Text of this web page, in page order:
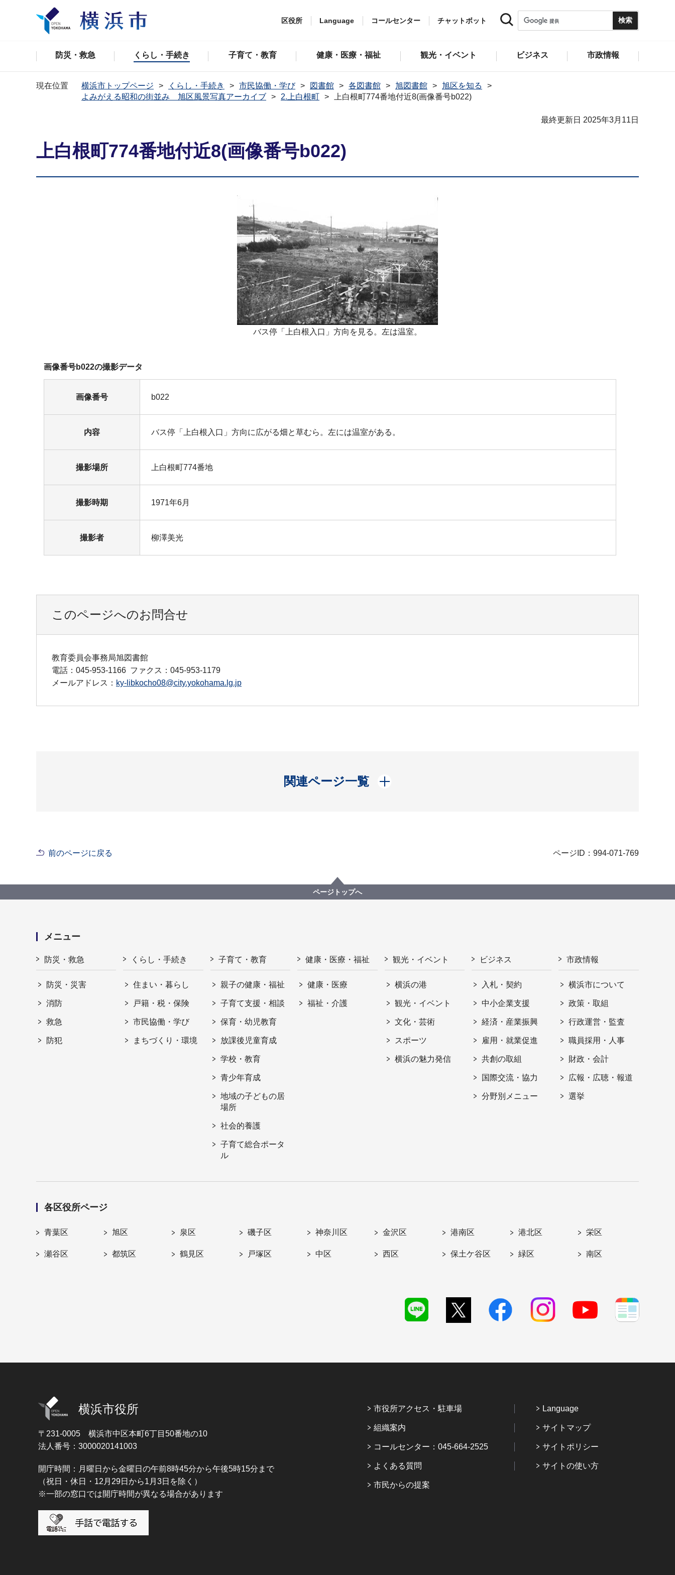
区役所 Language コールセンター チャットボット
防災・救急 くらし・手続き 子育て・教育 健康・医療・福祉 観光・イベント ビジネス 市政情報
現在位置 横浜市トップページ くらし・手続き 市民協働・学び 図書館 各図書館 旭図書館
旭区を知る
よみがえる昭和の街並み 旭区風景写真アーカイブ
2.上白根町 上白根町774番地付近8(画像番号b022)
最終更新日 2025年3月11日
上白根町774番地付近8(画像番号b022)
バス停「上白根入口」方向を見る。左は温室。
画像番号b022の撮影データ
画像番号 b022
内容 バス停「上白根入口」方向に広がる畑と草むら。左には温室がある。
撮影場所 上白根町774番地
撮影時期 1971年6月
撮影者 柳澤美光
このページへのお問合せ
教育委員会事務局旭図書館
電話：045-953-1166 ファクス：045-953-1179
メールアドレス： ky-libkocho08@city.yokohama.lg.jp
関連ページ一覧
開く
前のページに戻る ページID：994-071-769
ページトップへ
メニュー
防災・救急
防災・災害
消防
救急
防犯
くらし・手続き
住まい・暮らし
戸籍・税・保険
市民協働・学び
まちづくり・環境
子育て・教育
親子の健康・福祉
子育て支援・相談
保育・幼児教育
放課後児童育成
学校・教育
青少年育成
地域の子どもの居
場所
社会的養護
子育て総合ポータ
ル
健康・医療・福祉
健康・医療
福祉・介護
観光・イベント
横浜の港
観光・イベント
文化・芸術
スポーツ
横浜の魅力発信
ビジネス
入札・契約
中小企業支援
経済・産業振興
雇用・就業促進
共創の取組
国際交流・協力
分野別メニュー
市政情報
横浜市について
政策・取組
行政運営・監査
職員採用・人事
財政・会計
広報・広聴・報道
選挙
各区役所ページ
青葉区 旭区 泉区 磯子区 神奈川区 金沢区 港南区 港北区 栄区
瀬谷区 都筑区 鶴見区 戸塚区 中区 西区 保土ケ谷区 緑区 南区
横浜市役所
〒231-0005 横浜市中区本町6丁目50番地の10
法人番号：3000020141003
開庁時間：月曜日から金曜日の午前8時45分から午後5時15分まで
（祝日・休日・12月29日から1月3日を除く）
※一部の窓口では開庁時間が異なる場合があります
市役所アクセス・駐車場
組織案内
コールセンター：045-664-2525
よくある質問
市民からの提案
Language
サイトマップ
サイトポリシー
サイトの使い方